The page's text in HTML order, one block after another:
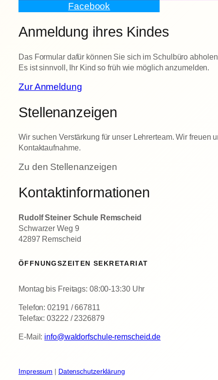
Facebook
Anmeldung ihres Kindes
Das Formular dafür können Sie sich im Schulbüro
Es ist sinnvoll, Ihr Kind so früh wie möglich anzumelden.
Zur Anmeldung
Stellenanzeigen
Wir suchen Verstärkung für unser Lehrerteam. Wir freuen
Kontaktaufnahme.
Zu den Stellenanzeigen
Kontaktinformationen
Rudolf Steiner Schule Remscheid
Schwarzer Weg 9
42897 Remscheid
ÖFFNUNGSZEITEN SEKRETARIAT
Montag bis Freitags: 08:00-13:30 Uhr
Telefon: 02191 / 667811
Telefax: 03222 / 2326879
E-Mail: info@waldorfschule-remscheid.de
Impressum | Datenschutzerklärung